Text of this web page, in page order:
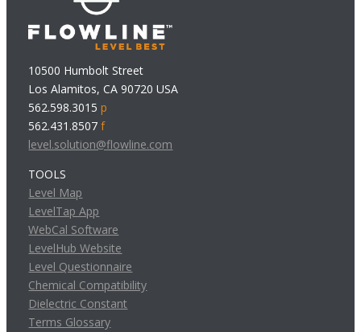
10500 Humbolt Street
Los Alamitos, CA 90720 USA
562.598.3015p
562.431.8507f
level.solution@flowline.com
TOOLS
Level Map
LevelTap App
WebCal Software
LevelHub Website
Level Questionnaire
Chemical Compatibility
Dielectric Constant
Terms Glossary